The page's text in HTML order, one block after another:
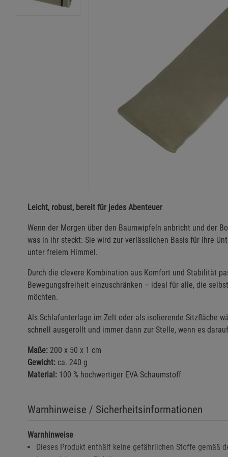
Leicht, robust, bereit für jedes Abenteuer
Wenn der Morgen über den Baumwipfeln anbricht und der
was in ihr steckt: Sie wird zur verlässlichen Basis für Ihre
unter freiem Himmel.
Durch die clevere Kombination aus Komfort und Stabilität
Bewegungsfreiheit einzuschränken – ideal für alle, die
möchten.
Als Schlafunterlage im Zelt oder als isolierende Sitzfläche
schnell ausgerollt und immer dann zur Stelle, wenn es
Maße: 200 x 50 x 1 cm
Gewicht: ca. 240 g
Material: 100 % hochwertiger EVA Schaumstoff
Warnhinweise / Sicherheitsinformationen
Warnhinweise
Dieses Produkt enthält keine gefährlichen Stoffe gemäß